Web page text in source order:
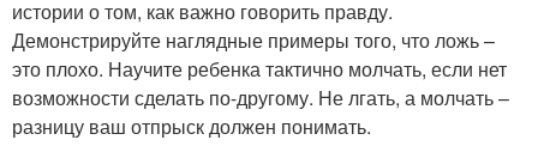
истории о том, как важно говорить правду.
Демонстрируйте наглядные примеры того, что ложь –
это плохо. Научите ребенка тактично молчать, если нет
возможности сделать по-другому. Не лгать, а молчать –
разницу ваш отпрыск должен понимать.